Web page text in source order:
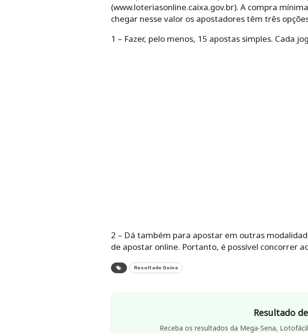
(www.loteriasonline.caixa.gov.br). A compra
chegar nesse valor os apostadores têm três
1 – Fazer, pelo menos, 15 apostas simples. Cada
2 – Dá também para apostar em outras
de apostar online. Portanto, é possível concorrer
Resultado Quina
Resultado
Receba os resultados da Mega-Sena,